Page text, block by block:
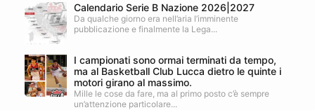
Calendario Serie B Nazione 2026|2027
Da qualche giorno era nell’aria l’imminente
pubblicazione e finalmente la Lega...
I campionati sono ormai terminati da tempo,
ma al Basketball Club Lucca dietro le quinte i
motori girano al massimo.
Mille le cose da fare, ma al primo posto c’è sempre
un’attenzione particolare...